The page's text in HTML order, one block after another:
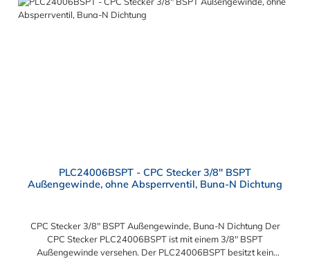
mechanische Verbindungen bietet. Es wird in einer Vielzahl von
PLC24006BSPT - CPC Stecker 3/8" BSPT
Außengewinde, ohne Absperrventil, Buna-N Dichtung
CPC Stecker 3/8" BSPT Außengewinde, Buna-N Dichtung Der
CPC Stecker PLC24006BSPT ist mit einem 3/8" BSPT
Außengewinde versehen. Der PLC24006BSPT besitzt kein